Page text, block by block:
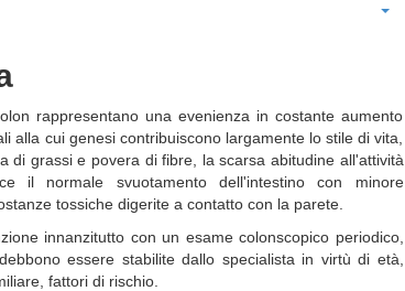
rappresentano una evenienza in costante aumento
alla cui genesi contribuiscono largamente lo stile di vita,
di grassi e povera di fibre, la scarsa abitudine all'attività
il normale svuotamento dell'intestino con minore
tossiche digerite a contatto con la parete.
innanzitutto con un esame colonscopico periodico,
essere stabilite dallo specialista in virtù di età,
fattori di rischio.